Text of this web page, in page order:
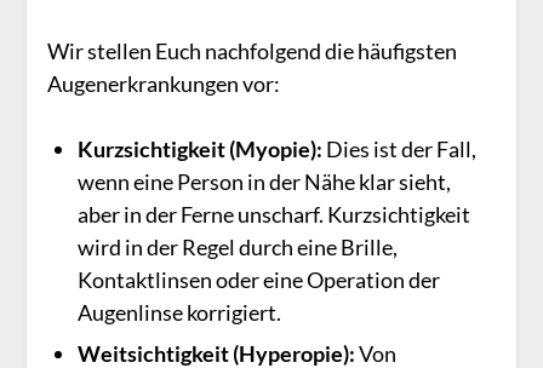
Wir stellen Euch nachfolgend die häufigsten
Augenerkrankungen vor:
Kurzsichtigkeit (Myopie): Dies ist der Fall,
wenn eine Person in der Nähe klar sieht,
aber in der Ferne unscharf. Kurzsichtigkeit
wird in der Regel durch eine Brille,
Kontaktlinsen oder eine Operation der
Augenlinse korrigiert.
Weitsichtigkeit (Hyperopie):Von